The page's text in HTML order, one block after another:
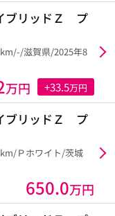
ブリッドＺ プ
滋賀県/2025年8
万円 +33.5万円
ブリッドＺ プ
Ｐホワイト/茨城
650.0万円